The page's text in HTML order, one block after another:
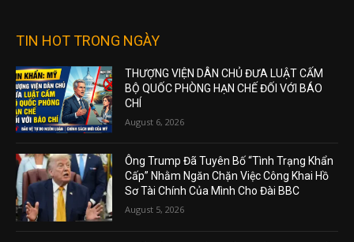
TIN HOT TRONG NGÀY
THƯỢNG VIỆN DÂN CHỦ ĐƯA LUẬT CẤM
BỘ QUỐC PHÒNG HẠN CHẾ ĐỐI VỚI BÁO
CHÍ
August 6, 2026
Ông Trump Đã Tuyên Bố “Tình Trạng Khẩn
Cấp” Nhằm Ngăn Chặn Việc Công Khai Hồ
Sơ Tài Chính Của Mình Cho Đài BBC
August 5, 2026